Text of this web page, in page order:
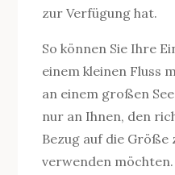
zur Verfügung hat.
So können Sie Ihre
einem kleinen Fluss
an einem großen
nur an Ihnen, den
Bezug auf die Größe
verwenden möchten.